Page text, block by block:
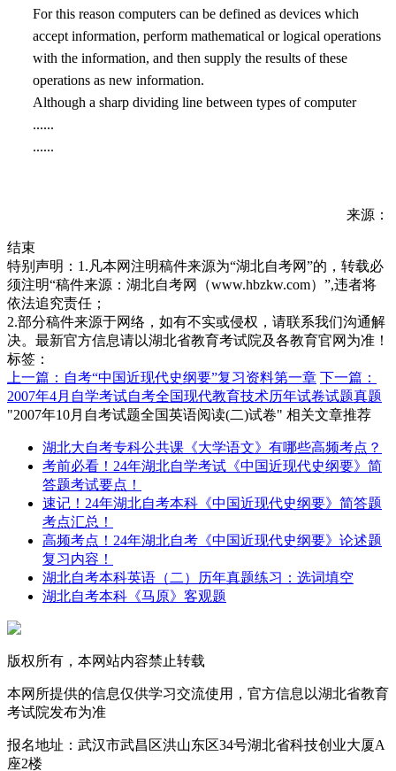
For this reason computers can be defined as devices which
accept information, perform mathematical or logical operations
with the information, and then supply the results of these
operations as new information.
Although a sharp dividing line between types of computer
......
......
来源：
结束
特别声明：1.凡本网注明稿件来源为“湖北自考网”的，转载必
须注明“稿件来源：湖北自考网（www.hbzkw.com）”,违者将
依法追究责任；
2.部分稿件来源于网络，如有不实或侵权，请联系我们沟通解
决。最新官方信息请以湖北省教育考试院及各教育官网为准！
标签：
上一篇：自考“中国近现代史纲要”复习资料第一章 下一篇：
2007年4月自学考试自考全国现代教育技术历年试卷试题真题
"2007年10月自考试题全国英语阅读(二)试卷" 相关文章推荐
湖北大自考专科公共课《大学语文》有哪些高频考点？
考前必看！24年湖北自学考试《中国近现代史纲要》简
答题考试要点！
速记！24年湖北自考本科《中国近现代史纲要》简答题
考点汇总！
高频考点！24年湖北自考《中国近现代史纲要》论述题
复习内容！
湖北自考本科英语（二）历年真题练习：选词填空
湖北自考本科《马原》客观题
版权所有，本网站内容禁止转载
本网所提供的信息仅供学习交流使用，官方信息以湖北省教育
考试院发布为准
报名地址：武汉市武昌区洪山东区34号湖北省科技创业大厦A
座2楼